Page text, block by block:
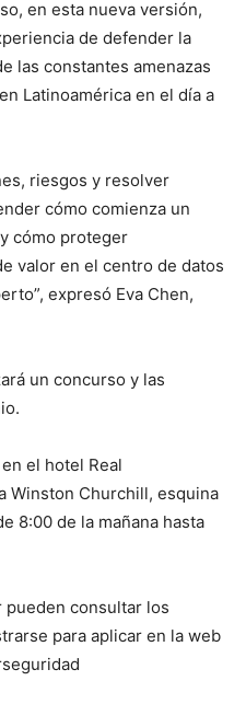
en esta nueva versión,
de defender la
las constantes amenazas
Latinoamérica en el día a
riesgos y resolver
cómo comienza un
cómo proteger
valor en el centro de datos
expresó Eva Chen,
un concurso y las
el hotel Real
Winston Churchill, esquina
8:00 de la mañana hasta
pueden consultar los
para aplicar en la web